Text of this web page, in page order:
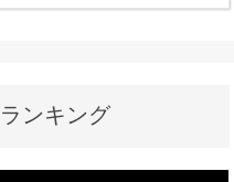
ンキング